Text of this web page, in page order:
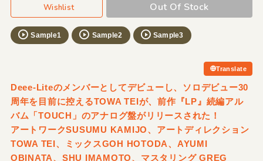
Wishlist Out Of Stock
Sample1 Sample2 Sample3
Translate
Deee-Liteのメンバーとしてデビューし、ソロデビュー30
周年を目前に控えるTOWA TEIが、前作『LP』続編アル
バム「TOUCH」のアナログ盤がリリースされた！
アートワークSUSUMU KAMIJO、アートディレクション
TOWA TEI、ミックスGOH HOTODA、AYUMI
OBINATA、SHU IMAMOTO、マスタリング GREG